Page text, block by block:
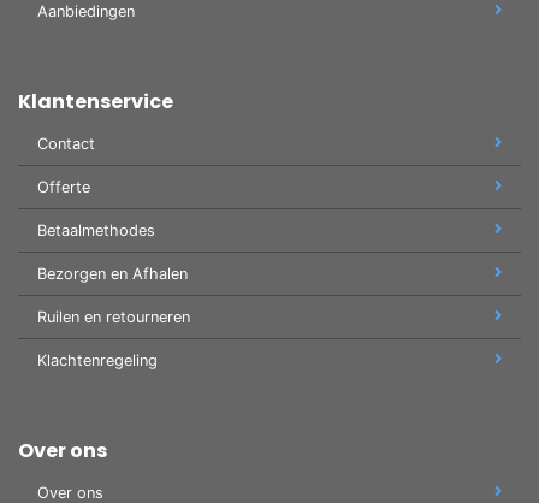
Aanbiedingen
Klantenservice
Contact
Offerte
Betaalmethodes
Bezorgen en Afhalen
Ruilen en retourneren
Klachtenregeling
Over ons
Over ons